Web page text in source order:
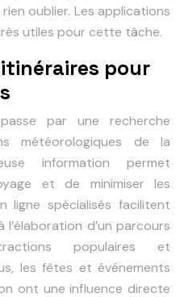
oublier. Les applications
utiles pour cette tâche.
pour
par une recherche
météorologiques de la
information permet
et de minimiser les
ligne spécialisés facilitent
d’un parcours
populaires et
les fêtes et événements
ont une influence directe